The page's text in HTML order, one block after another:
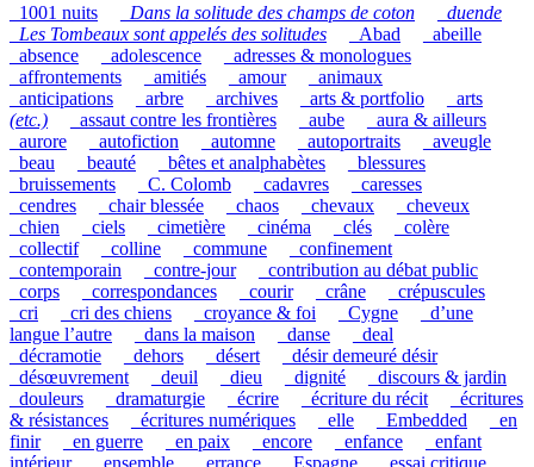
_1001 nuits Dans la solitude des champs de coton
duende
Les Tombeaux sont appelés des solitudes _Abad
_abeille
_absence
_adolescence
_adresses & monologues
_affrontements
_amitiés _amour
_animaux
_anticipations
_arbre _archives _arts & portfolio
_arts
(etc.)
_assaut contre les frontières _aube
_aura & ailleurs
_aurore
_autofiction _automne _autoportraits
_aveugle
_beau
_beauté _bêtes et analphabètes
_blessures
_bruissements
_C. Colomb _cadavres
_caresses
_cendres
_chair blessée _chaos _chevaux
_cheveux
_chien
_ciels _cimetière _cinéma _clés
_colère
_collectif
_colline _commune
_confinement
_contemporain
_contre-jour
_contribution au débat public
_corps
_correspondances _courir _crâne
_crépuscules
_cri
_cri des chiens _croyance & foi _Cygne
_d’une
langue l’autre
_dans la maison _danse
_deal
_décramotie
_dehors _désert
_désir demeuré désir
_désœuvrement
_deuil _dieu _dignité
_discours & jardin
_douleurs
_dramaturgie _écrire _écriture du récit
_écritures
& résistances
_écritures numériques _elle _Embedded
_en
finir
_en guerre _en paix _encore _enfance
_enfant
intérieur
_ensemble _errance _Espagne _essai critique